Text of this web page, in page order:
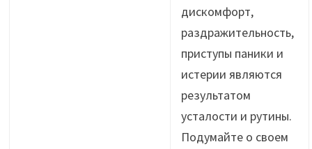
дискомфорт,
раздражительность,
приступы паники и
истерии являются
результатом
усталости и рутины.
Подумайте о своем